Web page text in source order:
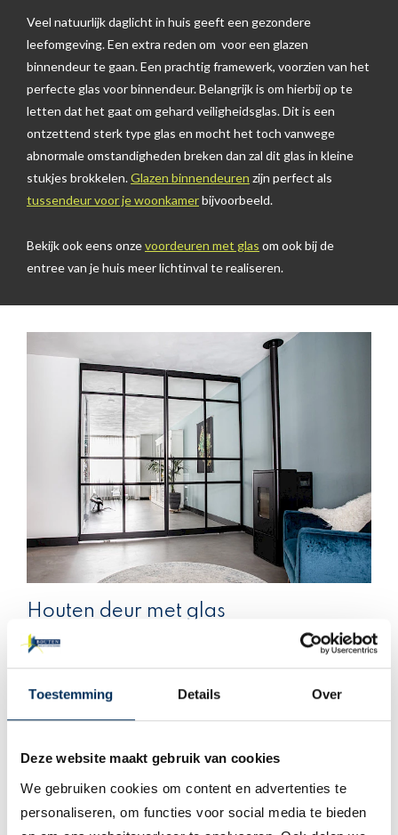
Toestemming Details Over
Deze website maakt gebruik van cookies
We gebruiken cookies om content en advertenties te
personaliseren, om functies voor social media te bieden
Veel natuurlijk daglicht in huis geeft een gezondere
leefomgeving. Een extra reden om voor een glazen
binnendeur te gaan. Een prachtig framewerk, voorzien van het
perfecte glas voor binnendeur. Belangrijk is om hierbij op te
letten dat het gaat om gehard veiligheidsglas. Dit is een
ontzettend sterk type glas en mocht het toch vanwege
abnormale omstandigheden breken dan zal dit glas in kleine
stukjes brokkelen.Glazen binnendeuren zijn perfect als
tussendeur voor je woonkamerbijvoorbeeld.
Bekijk ook eens onzevoordeuren met glas om ook bij de
entree van je huis meer lichtinval te realiseren.
Houten deur met glas
Een houten deur met glas is een van de mogelijkheden die de
markt te bieden heeft. Een prachtig alternatief is een
steellook deur van aluminium. Onze kamerdeur met glas wordt